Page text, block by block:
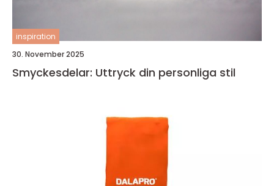
inspiration
30. November 2025
Smyckesdelar: Uttryck din personliga stil